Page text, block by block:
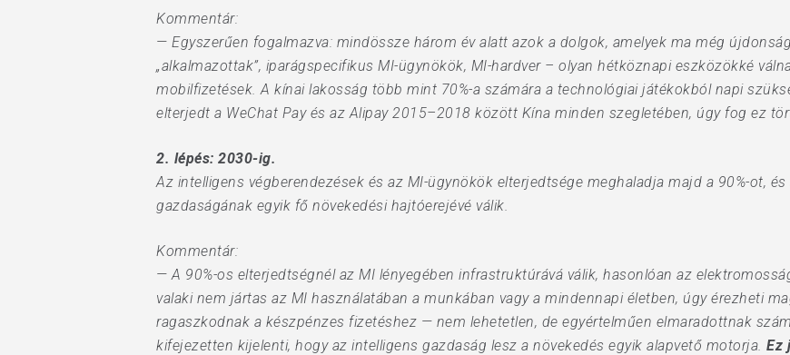
Kommentár:
— Egyszerűen fogalmazva: mindössze három év alatt azok a dolgok, amelyek ma még
„alkalmazottak”, iparágspecifikus MI-ügynökök, MI-hardver – olyan hétköznapi eszközökké
mobilfizetések. A kínai lakosság több mint 70%-a számára a technológiai játékokból napi
elterjedt a WeChat Pay és az Alipay 2015–2018 között Kína minden szegletében, úgy fog ez
2. lépés: 2030-ig.
Az intelligens végberendezések és az MI-ügynökök elterjedtsége meghaladja majd a 90%-ot,
gazdaságának egyik fő növekedési hajtóerejévé válik.
Kommentár:
— A 90%-os elterjedtségnél az MI lényegében infrastruktúrává válik, hasonlóan az
valaki nem jártas az MI használatában a munkában vagy a mindennapi életben, úgy érezheti
ragaszkodnak a készpénzes fizetéshez — nem lehetetlen, de egyértelműen elmaradottnak
kifejezetten kijelenti, hogy az intelligens gazdaság lesz a növekedés egyik alapvető motorja. Ez